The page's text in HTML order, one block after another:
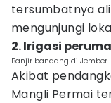
tersumbatnya
mengunjungi
2. Irigasi
Banjir bandang di
Akibat
Mangli Permai